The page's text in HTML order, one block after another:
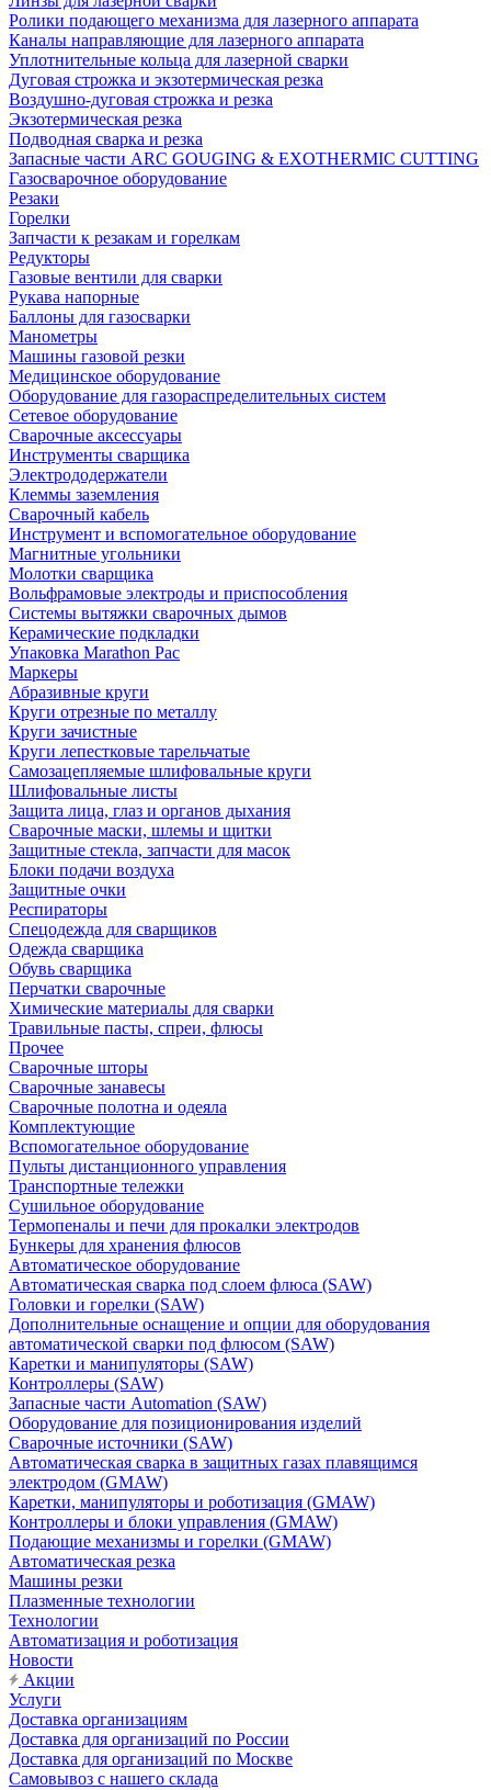
Ролики подающего механизма для лазерного аппарата
Каналы направляющие для лазерного аппарата
Уплотнительные кольца для лазерной сварки
Дуговая строжка и экзотермическая резка
Воздушно-дуговая строжка и резка
Экзотермическая резка
Подводная сварка и резка
Запасные части ARC GOUGING & EXOTHERMIC CUTTING
Газосварочное оборудование
Резаки
Горелки
Запчасти к резакам и горелкам
Редукторы
Газовые вентили для сварки
Рукава напорные
Баллоны для газосварки
Манометры
Машины газовой резки
Медицинское оборудование
Оборудование для газораспределительных систем
Сетевое оборудование
Сварочные аксессуары
Инструменты сварщика
Электрододержатели
Клеммы заземления
Сварочный кабель
Инструмент и вспомогательное оборудование
Магнитные угольники
Молотки сварщика
Вольфрамовые электроды и приспособления
Системы вытяжки сварочных дымов
Керамические подкладки
Упаковка Marathon Pac
Маркеры
Абразивные круги
Круги отрезные по металлу
Круги зачистные
Круги лепестковые тарельчатые
Самозацепляемые шлифовальные круги
Шлифовальные листы
Защита лица, глаз и органов дыхания
Сварочные маски, шлемы и щитки
Защитные стекла, запчасти для масок
Блоки подачи воздуха
Защитные очки
Респираторы
Спецодежда для сварщиков
Одежда сварщика
Обувь сварщика
Перчатки сварочные
Химические материалы для сварки
Травильные пасты, спреи, флюсы
Прочее
Сварочные шторы
Сварочные занавесы
Сварочные полотна и одеяла
Комплектующие
Вспомогательное оборудование
Пульты дистанционного управления
Транспортные тележки
Сушильное оборудование
Термопеналы и печи для прокалки электродов
Бункеры для хранения флюсов
Автоматическое оборудование
Автоматическая сварка под слоем флюса (SAW)
Головки и горелки (SAW)
Дополнительные оснащение и опции для оборудования
автоматической сварки под флюсом (SAW)
Каретки и манипуляторы (SAW)
Контроллеры (SAW)
Запасные части Automation (SAW)
Оборудование для позиционирования изделий
Сварочные источники (SAW)
Автоматическая сварка в защитных газах плавящимся
электродом (GMAW)
Каретки, манипуляторы и роботизация (GMAW)
Контроллеры и блоки управления (GMAW)
Подающие механизмы и горелки (GMAW)
Автоматическая резка
Машины резки
Плазменные технологии
Технологии
Автоматизация и роботизация
Новости
Акции
Услуги
Доставка организациям
Доставка для организаций по России
Доставка для организаций по Москве
Самовывоз с нашего склада